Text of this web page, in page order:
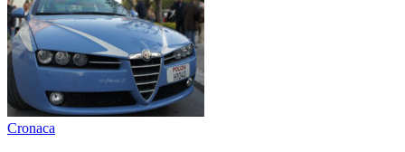
Cronaca